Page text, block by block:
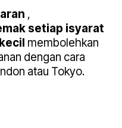
,
setiap isyarat
membolehkan
dengan cara
atau Tokyo.